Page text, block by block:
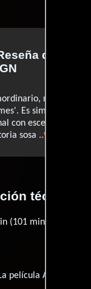
de
ni siquiera
Es simplemente
con escenas
sosa ..ver más
técnica y
(101 minutos) .
película